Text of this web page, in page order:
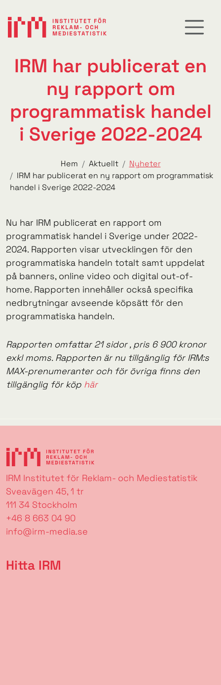
IRM har publicerat en
ny rapport om
programmatisk handel
i Sverige 2022-2024
Hem Aktuellt
Nyheter
IRM har publicerat en ny rapport om programmatisk
handel i Sverige 2022-2024
Nu har IRM publicerat en rapport om
programmatisk handel i Sverige under 2022-
2024. Rapporten visar utvecklingen för den
programmatiska handeln totalt samt uppdelat
på banners, online video och digital out-of-
home. Rapporten innehåller också specifika
nedbrytningar avseende köpsätt för den
programmatiska handeln.
Rapporten omfattar 21 sidor , pris 6 900 kronor
exkl moms. Rapporten är nu tillgänglig för IRM:s
MAX-prenumeranter och för övriga finns den
tillgänglig för köp här
IRM Institutet för Reklam- och Mediestatistik
Sveavägen 45, 1 tr
111 34 Stockholm
+46 8 663 04 90
info@irm-media.se
Hitta IRM